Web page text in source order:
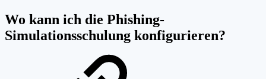
Wo kann ich die Phishing-
Simulationsschulung konfigurieren?